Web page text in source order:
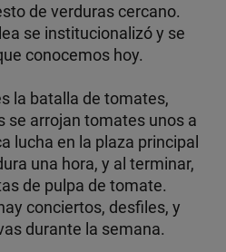
de verduras cercano.
se institucionalizó y se
conocemos hoy.
la batalla de tomates,
se arrojan tomates unos a
lucha en la plaza principal
una hora, y al terminar,
de pulpa de tomate.
conciertos, desfiles, y
durante la semana.